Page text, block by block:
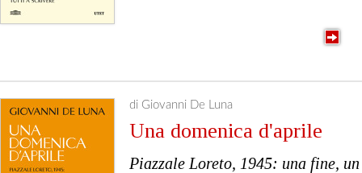
di Giovanni De Luna
Una domenica d'aprile
Piazzale Loreto, 1945: una fine, un